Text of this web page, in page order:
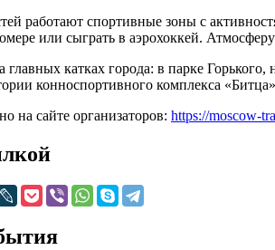
работают спортивные зоны с
или сыграть в аэрохоккей.
главных катках города: в парке
конноспортивного комплекса
на сайте организаторов: https://moscow-